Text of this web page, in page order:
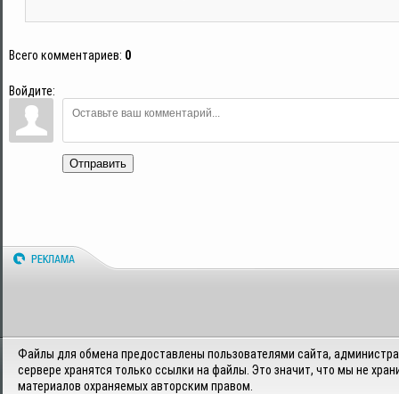
Всего комментариев: 0
Войдите:
Отправить
Файлы для обмена предоставлены пользователями сайта,
сервере хранятся только ссылки на файлы. Это значит, что мы не
материалов охраняемых авторским правом.